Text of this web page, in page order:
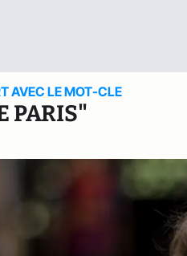
AVEC LE MOT-CLE
PARIS"